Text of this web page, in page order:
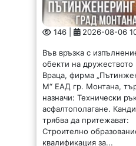
146 | 2026-08-06
Във връзка с
обекти на
Враца, фирма
М“ ЕАД гр. Монтана,
назначи: Технически
асфалтополагане.
трябва да притежават:
Строително
квалификация за...